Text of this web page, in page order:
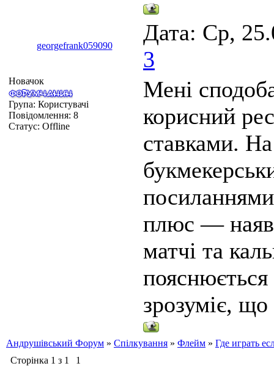
georgefrank059090
Дата: Ср,
3
Новачок
Група: Користувачі
Повідомлення: 8
Статус: Offline
Мені
корисний
ставками. На
плюс —
матчі та
зрозуміє, що
Андрушівський Форум » Спілкування » Флейм » Где играть
Сторінка 1 з 1 1